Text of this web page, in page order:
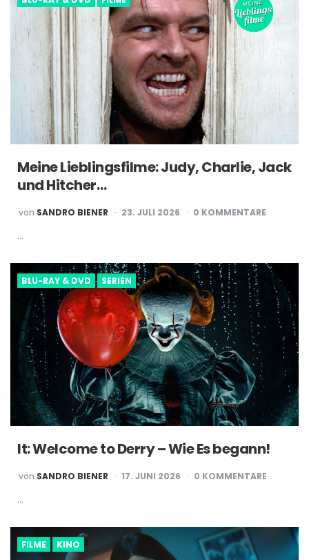
Meine Lieblingsfilme: Judy, Charlie, Jack
und Hitcher…
POSTED
BY
von SANDRO BIENER 23. JULI 2026 0 KOMMENTARE
…
BLU-RAY & DVD SERIEN
It: Welcome to Derry – Wie Es begann!
POSTED
BY
von SANDRO BIENER 17. JUNI 2026 0 KOMMENTARE
…
FILME KINO